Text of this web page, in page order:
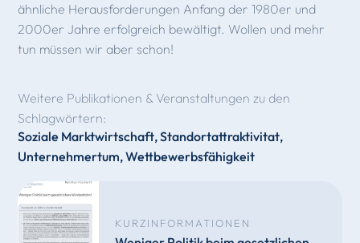
ähnliche Herausfor­derungen Anfang der 1980er und
2000er Jahre erfolgreich bewältigt. Wollen und mehr
tun müssen wir aber schon!
Weitere Publikationen & Veranstaltungen zu den
Schlagwörtern:
Soziale Marktwirtschaft,Standortattraktivitat,
Unternehmertum,Wettbewerbsfähigkeit
KURZINFORMATIONEN